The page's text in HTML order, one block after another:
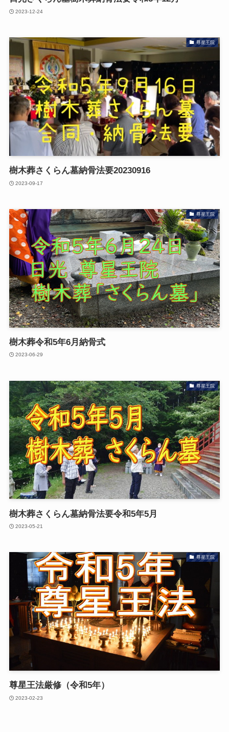
2023-12-24
尊星王院
樹木葬さくらん墓納骨法要20230916
2023-09-17
尊星王院
樹木葬令和5年6月納骨式
2023-06-29
尊星王院
樹木葬さくらん墓納骨法要令和5年5月
2023-05-21
尊星王院
尊星王法厳修（令和5年）
2023-02-23